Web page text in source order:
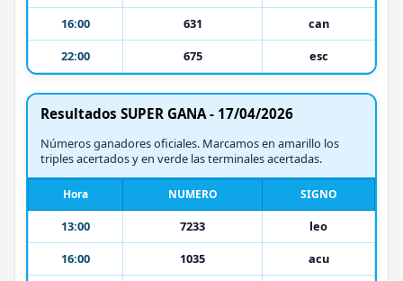
16:00
631
can
22:00
675 esc
Resultados SUPER GANA - 17/04/2026
Números ganadores oficiales. Marcamos en amarillo los
triples acertados y en verde las terminales acertadas.
Hora NUMERO SIGNO
13:00 7233
leo
16:00
1035
acu